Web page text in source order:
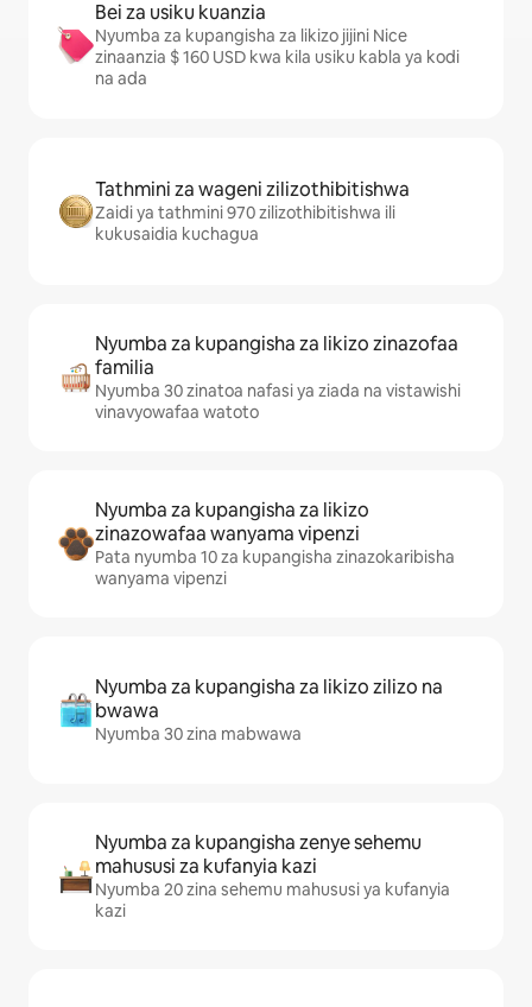
Bei za usiku kuanzia
Nyumba za kupangisha za likizo jijini Nice
zinaanzia $ 160 USD kwa kila usiku kabla ya kodi
na ada
Tathmini za wageni zilizothibitishwa
Zaidi ya tathmini 970 zilizothibitishwa ili
kukusaidia kuchagua
Nyumba za kupangisha za likizo zinazofaa
familia
Nyumba 30 zinatoa nafasi ya ziada na vistawishi
vinavyowafaa watoto
Nyumba za kupangisha za likizo
zinazowafaa wanyama vipenzi
Pata nyumba 10 za kupangisha zinazokaribisha
wanyama vipenzi
Nyumba za kupangisha za likizo zilizo na
bwawa
Nyumba 30 zina mabwawa
Nyumba za kupangisha zenye sehemu
mahususi za kufanyia kazi
Nyumba 20 zina sehemu mahususi ya kufanyia
kazi